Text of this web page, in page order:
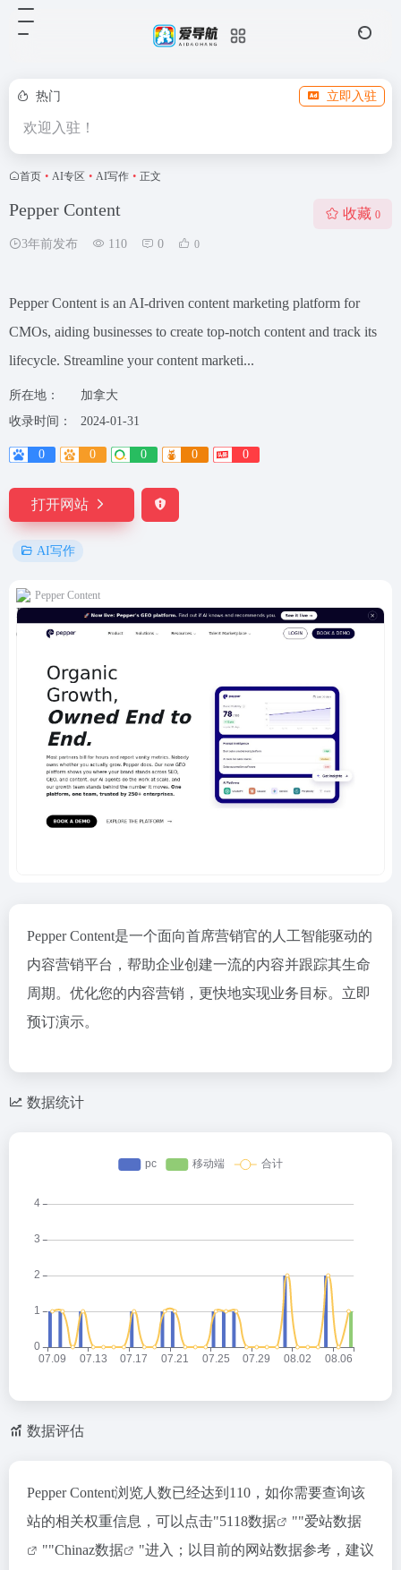
热门 立即入驻
欢迎入驻！
首页 • AI专区 • AI写作 • 正文
Pepper Content
3年前发布 110 0 0
收藏 0
Pepper Content is an AI-driven content marketing platform for
CMOs, aiding businesses to create top-notch content and track its
lifecycle. Streamline your content marketi...
所在地：
加拿大
收录时间：
2024-01-31
0 0 0 0 0
打开网站
AI写作
Pepper Content
Pepper Content是一个面向首席营销官的人工智能驱动的
内容营销平台，帮助企业创建一流的内容并跟踪其生命
周期。优化您的内容营销，更快地实现业务目标。立即
预订演示。
数据统计
数据评估
Pepper Content浏览人数已经达到110，如你需要查询该
站的相关权重信息，可以点击"5118数据 ""爱站数据
""Chinaz数据
"进入；以目前的网站数据参考，建议